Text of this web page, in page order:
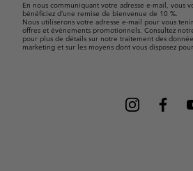
En nous communiquant votre adresse e-mail, vous
bénéficiez d’une remise de bienvenue de 10 %.
Nous utiliserons votre adresse e-mail pour vous
offres et événements promotionnels. Consultez
pour plus de détails sur notre traitement des
marketing et sur les moyens dont vous disposez